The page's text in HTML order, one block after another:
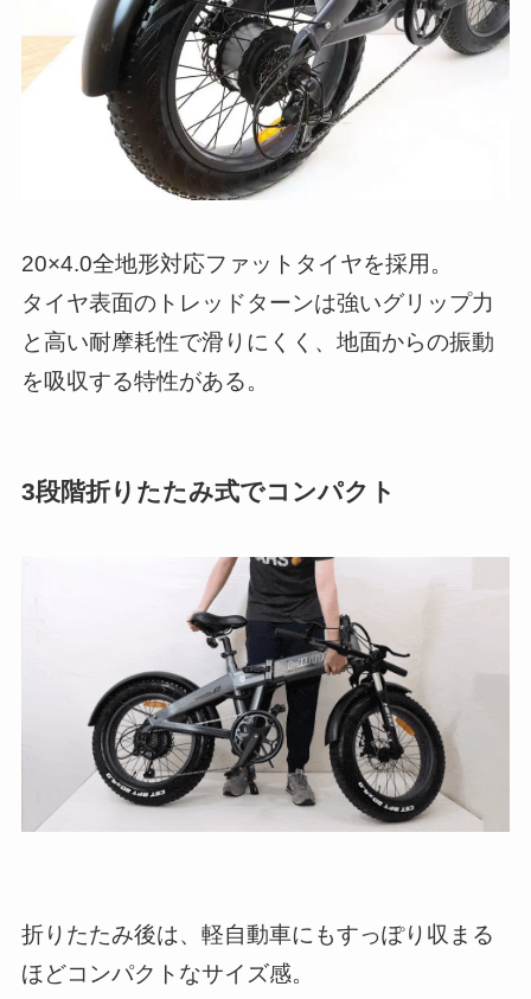
20×4.0全地形対応ファットタイヤを採用。
タイヤ表面のトレッドターンは強いグリップ力
と高い耐摩耗性で滑りにくく、地面からの振動
を吸収する特性がある。
3段階折りたたみ式でコンパクト
折りたたみ後は、軽⾃動⾞にもすっぽり収まる
ほどコンパクトなサイズ感。